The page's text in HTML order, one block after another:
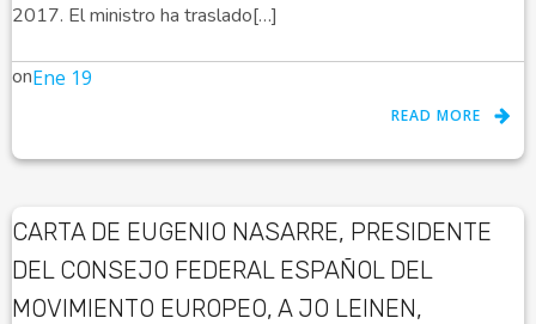
2017. El ministro ha traslado[…]
onEne 19
READ MORE
CARTA DE EUGENIO NASARRE, PRESIDENTE
DEL CONSEJO FEDERAL ESPAÑOL DEL
MOVIMIENTO EUROPEO, A JO LEINEN,